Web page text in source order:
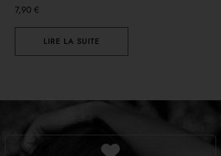
7,90 €
LIRE LA SUITE